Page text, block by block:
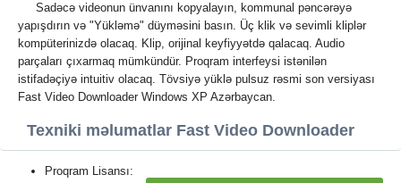
Sadəcə videonun ünvanını kopyalayın, kommunal pəncərəyə
yapışdırın və "Yükləmə" düyməsini basın. Üç klik və sevimli kliplər
kompüterinizdə olacaq. Klip, orijinal keyfiyyətdə qalacaq. Audio
parçaları çıxarmaq mümkündür. Proqram interfeysi istənilən
istifadəçiyə intuitiv olacaq. Tövsiyə yüklə pulsuz rəsmi son versiyası
Fast Video Downloader Windows XP Azərbaycan.
Texniki məlumatlar Fast Video Downloader
Proqram Lisansı: